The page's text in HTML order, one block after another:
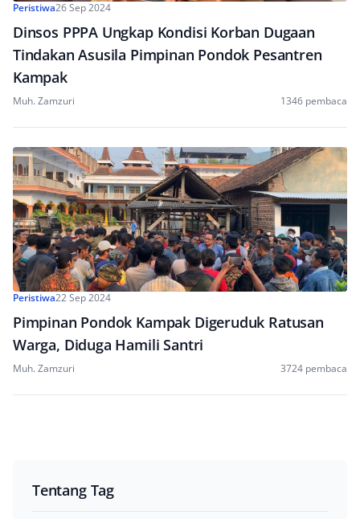
Peristiwa26 Sep 2024
Dinsos PPPA Ungkap Kondisi Korban Dugaan
Tindakan Asusila Pimpinan Pondok Pesantren
Kampak
Muh. Zamzuri 1346 pembaca
Peristiwa22 Sep 2024
Pimpinan Pondok Kampak Digeruduk Ratusan
Warga, Diduga Hamili Santri
Muh. Zamzuri 3724 pembaca
Tentang Tag